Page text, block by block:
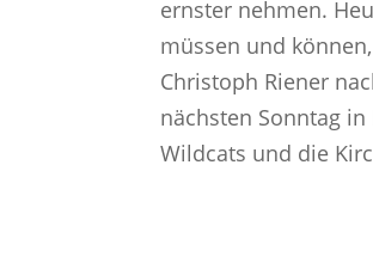
ernster nehmen.
müssen und
Christoph Riener
nächsten Sonntag
Wildcats und die